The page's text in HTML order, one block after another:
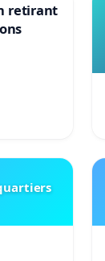
retirant